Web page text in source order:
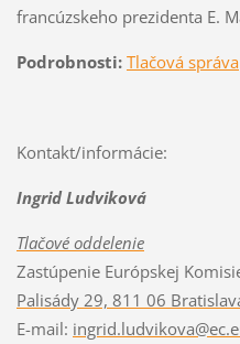
francúzskeho prezidenta E.
Podrobnosti: Tlačová správa
Kontakt/informácie:
Ingrid Ludviková
Tlačové oddelenie
Zastúpenie Európskej
Palisády 29, 811 06
E-mail: